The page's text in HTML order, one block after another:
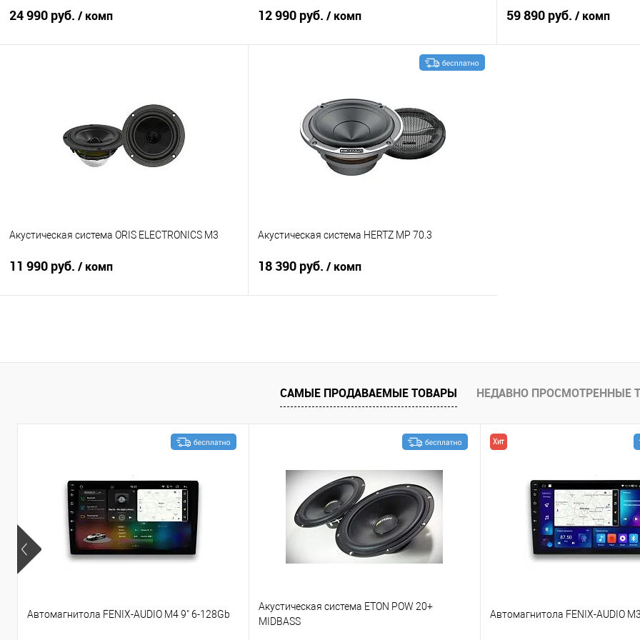
24 990 руб. / комп
В избранное
12 990 руб. / комп
Сравнение В избранное
59 890 руб. / комп
Акустическая система ORIS ELECTRONICS M3
11 990 руб. / комп
Сравнение В избранное
Акустическая система HERTZ MP 70.3
18 390 руб. / комп
Сравнение В избранное
САМЫЕ ПРОДАВАЕМЫЕ ТОВАРЫ НЕДАВНО ПРОСМОТРЕННЫЕ
Автомагнитола FENIX-AUDIO M4 9" 6-128Gb
Акустическая система ETON POW 20+
MIDBASS
Хит
Автомагнитола FENIX-AUDIO